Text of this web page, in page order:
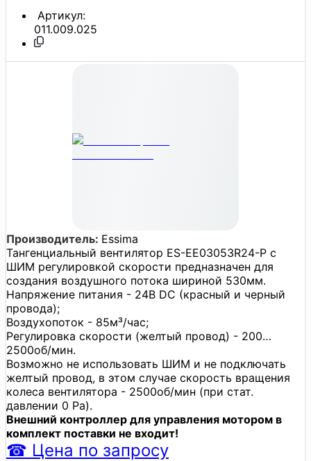
Артикул:
011.009.025
Производитель: Essima
Тангенциальный вентилятор ES-EE03053R24-P с
ШИМ регулировкой скорости предназначен для
создания воздушного потока шириной 530мм.
Напряжение питания - 24В DC (красный и черный
провода);
Воздухопоток - 85м³/час;
Регулировка скорости (желтый провод) - 200…
2500об/мин.
Возможно не использовать ШИМ и не подключать
желтый провод, в этом случае скорость вращения
колеса вентилятора - 2500об/мин (при стат.
давлении 0 Pa).
Внешний контроллер для управления мотором в
комплект поставки не входит!
☎ Цена по запросу